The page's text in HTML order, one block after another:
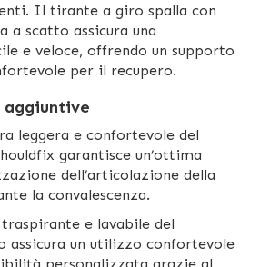
Il tirante a giro spalla con
a scatto assicura una
e veloce, offrendo un supporto
per il recupero.
leggera e confortevole del
garantisce un’ottima
dell’articolazione della
la convalescenza.
e lavabile del
assicura un utilizzo confortevole